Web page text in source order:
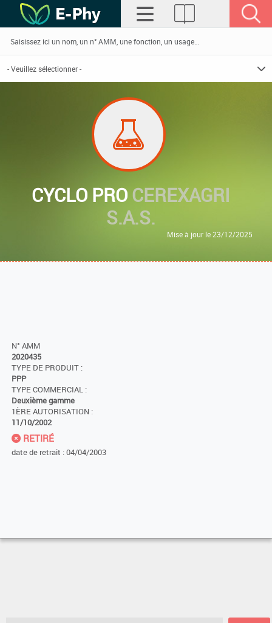
CYCLO PROCEREXAGRI
S.A.S.
Mise à jour le 23/12/2025
N° AMM
2020435
TYPE DE PRODUIT :
PPP
TYPE COMMERCIAL :
Deuxième gamme
1ÈRE AUTORISATION :
11/10/2002
RETIRÉ
date de retrait : 04/04/2003